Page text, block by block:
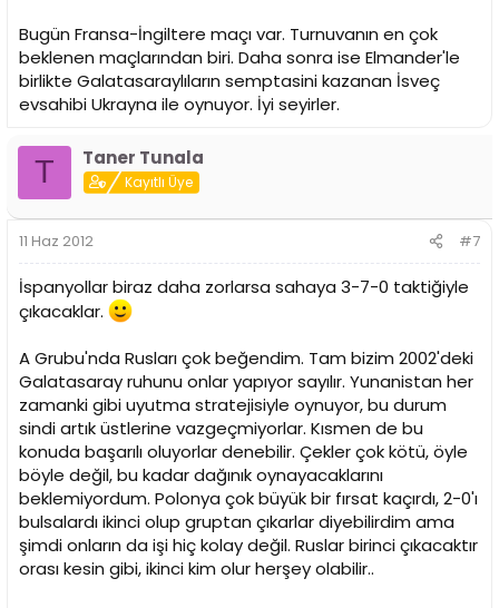
Bugün Fransa-İngiltere maçı var. Turnuvanın en çok
beklenen maçlarından biri. Daha sonra ise Elmander'le
birlikte Galatasaraylıların semptasini kazanan İsveç
evsahibi Ukrayna ile oynuyor. İyi seyirler.
T Taner Tunala
Kayıtlı Üye
11 Haz 2012 #7
İspanyollar biraz daha zorlarsa sahaya 3-7-0 taktiğiyle
çıkacaklar.
A Grubu'nda Rusları çok beğendim. Tam bizim 2002'deki
Galatasaray ruhunu onlar yapıyor sayılır. Yunanistan her
zamanki gibi uyutma stratejisiyle oynuyor, bu durum
sindi artık üstlerine vazgeçmiyorlar. Kısmen de bu
konuda başarılı oluyorlar denebilir. Çekler çok kötü, öyle
böyle değil, bu kadar dağınık oynayacaklarını
beklemiyordum. Polonya çok büyük bir fırsat kaçırdı, 2-0'ı
bulsalardı ikinci olup gruptan çıkarlar diyebilirdim ama
şimdi onların da işi hiç kolay değil. Ruslar birinci çıkacaktır
orası kesin gibi, ikinci kim olur herşey olabilir..